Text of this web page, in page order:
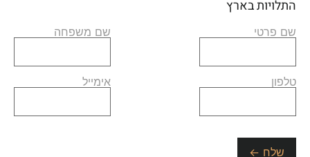
התלויות בארץ
שם פרטי שם משפחה
טלפון אימייל